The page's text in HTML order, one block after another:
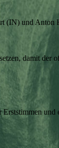
(IN) und
damit